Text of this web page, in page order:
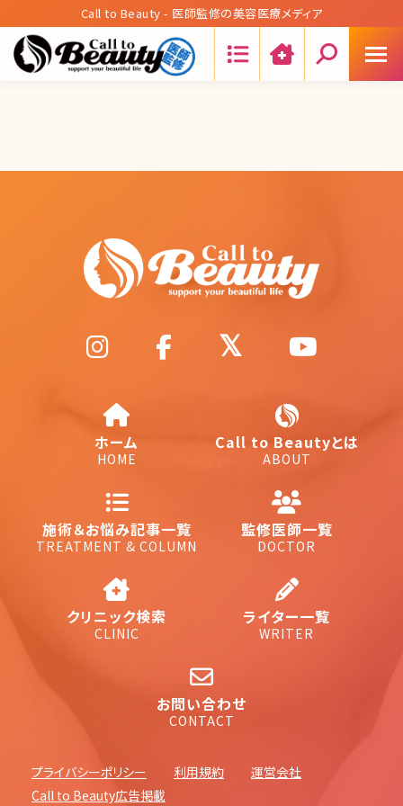
Call to Beauty - 医師監修の美容医療メディア
ホーム
HOME
Call to Beautyとは
ABOUT
施術＆お悩み記事一覧
TREATMENT & COLUMN
監修医師一覧
DOCTOR
クリニック検索
CLINIC
ライター一覧
WRITER
お問い合わせ
CONTACT
プライバシーポリシー 利用規約
運営会社
Call to Beauty広告掲載